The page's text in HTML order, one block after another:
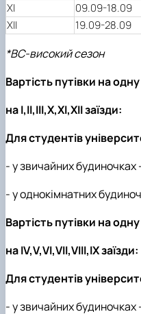
XI
09.09-18.09
XIІ
19.09-28.09
*ВС-високий сезон
Вартість путівки на
на І,ІІ,ІІІ,X,XI,XII заїзди:
Для студентів
- у звичайних будиночках
- у однокімнатних
Вартість путівки на
на IV,V,VI,VII,VIII,IX заїзди:
Для студентів
- у звичайних будиночках